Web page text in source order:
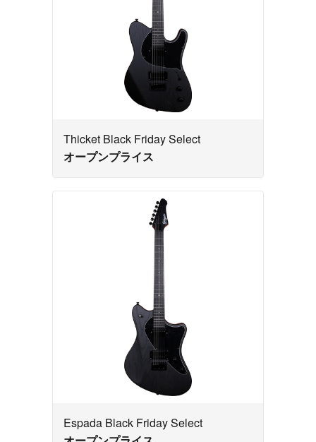
Thicket Black Friday Select
オープンプライス
Espada Black Friday Select